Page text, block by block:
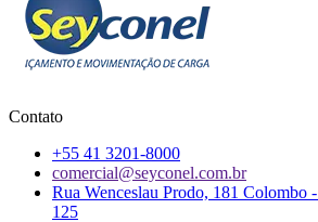
Contato
+55 41 3201-8000
comercial@seyconel.com.br
Rua Wenceslau Prodo, 181 Colombo
125